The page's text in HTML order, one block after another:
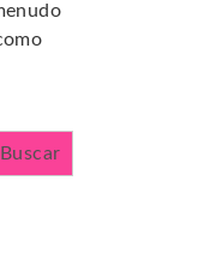
Buscar